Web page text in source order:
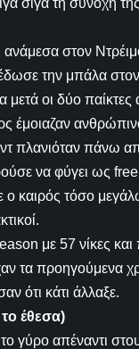
σιγά τη συνοχή
στον
την μπάλα
μετά οι δύο
έμοιαζαν
πλανιόταν πάνω
να φύγει ως
ο καιρός τόσο
με 57 νίκες
τα προηγούμενα
ότι κάτι άλλαξε.
έθεσα)
γύρο απέναντι